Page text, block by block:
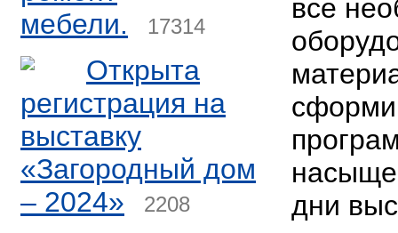
мебели.
17314
Открыта
регистрация на
выставку
«Загородный дом
– 2024»
2208
все
дни